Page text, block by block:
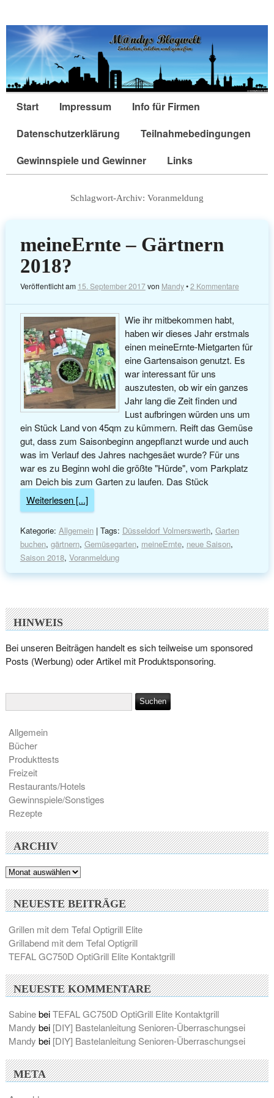
Start Impressum
Info für Firmen
Datenschutzerklärung
Teilnahmebedingungen
Gewinnspiele und Gewinner
Links
Schlagwort-Archiv: Voranmeldung
meineErnte – Gärtnern
2018?
Veröffentlicht am 15. September 2017von Mandy•2 Kommentare
Wie ihr mitbekommen habt,
haben wir dieses Jahr erstmals
einen meineErnte-Mietgarten für
eine Gartensaison genutzt. Es
war interessant für uns
auszutesten, ob wir ein ganzes
Jahr lang die Zeit finden und
Lust aufbringen würden uns um
ein Stück Land von 45qm zu kümmern. Reift das Gemüse
gut, dass zum Saisonbeginn angepflanzt wurde und auch
was im Verlauf des Jahres nachgesäet wurde? Für uns
war es zu Beginn wohl die größte "Hürde", vom Parkplatz
am Deich bis zum Garten zu laufen. Das Stück
Weiterlesen [...]
Kategorie: Allgemein| Tags: Düsseldorf Volmerswerth, Garten
buchen, gärtnern, Gemüsegarten, meineErnte, neue Saison,
Saison 2018, Voranmeldung
HINWEIS
Bei unseren Beiträgen handelt es sich teilweise um sponsored
Posts (Werbung) oder Artikel mit Produktsponsoring.
Allgemein
Bücher
Produkttests
Freizeit
Restaurants/Hotels
Gewinnspiele/Sonstiges
Rezepte
ARCHIV
Archiv
NEUESTE BEITRÄGE
Grillen mit dem Tefal Optigrill Elite
Grillabend mit dem Tefal Optigrill
TEFAL GC750D OptiGrill Elite Kontaktgrill
NEUESTE KOMMENTARE
SabinebeiTEFAL GC750D OptiGrill Elite Kontaktgrill
Mandy bei [DIY] Bastelanleitung Senioren-Überraschungsei
Mandy bei [DIY] Bastelanleitung Senioren-Überraschungsei
META